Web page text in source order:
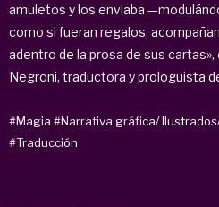
amuletos y los enviaba
como si fueran regalos,
adentro de la prosa de sus
Negroni, traductora y prologuista
#Magia #Narrativa gráfica/
#Traducción